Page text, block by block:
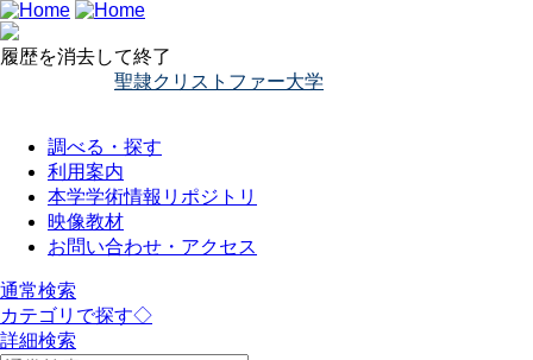
履歴を消去して終了
聖隷クリストファー大学
調べる・探す
利用案内
本学学術情報リポジトリ
映像教材
お問い合わせ・アクセス
通常検索
カテゴリで探す◇
詳細検索